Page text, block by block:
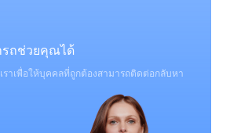
รถช่วยคุณได้
ราเพื่อให้บุคคลที่ถูกต้องสามารถติดต่อกลับหา